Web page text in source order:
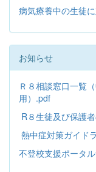
病気療養中の生徒
お知らせ
Ｒ８相談窓口一覧
用）.pdf
R８生徒及び保護
熱中症対策ガイド
不登校支援ポータ